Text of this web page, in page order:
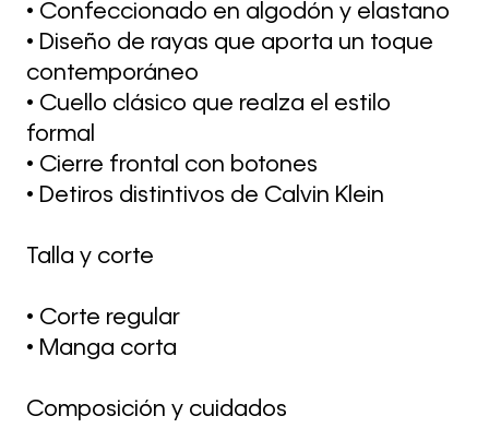
• Confeccionado en algodón y elastano
• Diseño de rayas que aporta un toque
contemporáneo
• Cuello clásico que realza el estilo
formal
• Cierre frontal con botones
• Detiros distintivos de Calvin Klein
Talla y corte
• Corte regular
• Manga corta
Composición y cuidados